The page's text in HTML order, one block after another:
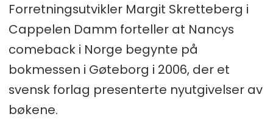
Forretningsutvikler Margit Skretteberg i
Cappelen Damm forteller at Nancys
comeback i Norge begynte på
bokmessen i Gøteborg i 2006, der et
svensk forlag presenterte nyutgivelser av
bøkene.